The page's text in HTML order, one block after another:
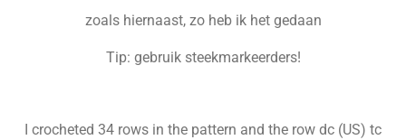
zoals hiernaast, zo heb ik het gedaan
Tip: gebruik steekmarkeerders!
I crocheted 34 rows in the pattern and the row dc (US) tc